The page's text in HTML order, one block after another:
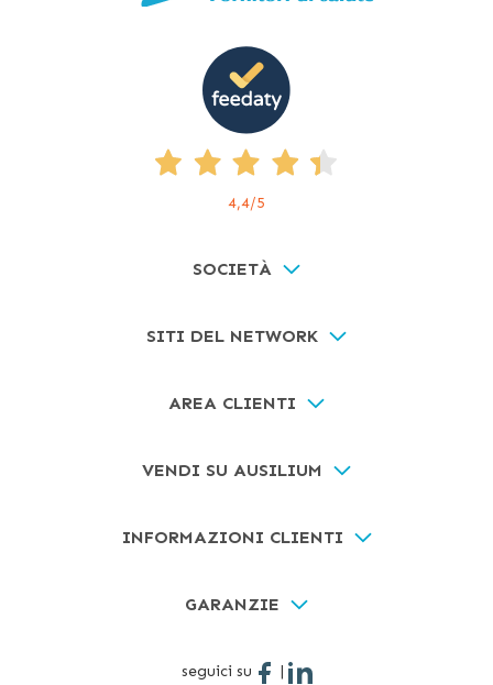
4,4/5
SOCIETÀ
SITI DEL NETWORK
AREA CLIENTI
VENDI SU AUSILIUM
INFORMAZIONI CLIENTI
GARANZIE
seguici su |